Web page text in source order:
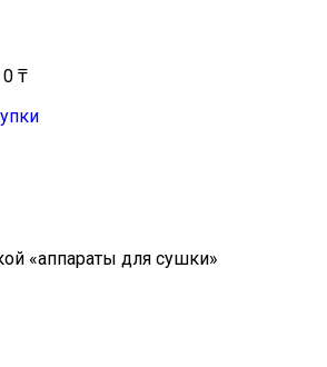
0 ₸
«аппараты для сушки»